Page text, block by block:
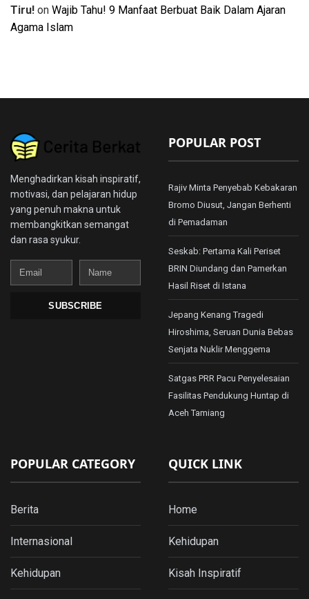
Tiru! on Wajib Tahu! 9 Manfaat Berbuat Baik Dalam Ajaran
Agama Islam
Menghadirkan kisah inspiratif,
motivasi, dan pelajaran hidup
yang penuh makna untuk
membangkitkan semangat
dan rasa syukur.
Email
Name
SUBSCRIBE
POPULAR POST
Rajiv Minta Penyebab Kebakaran
Bromo Diusut, Jangan Berhenti
di Pemadaman
Seskab: Pertama Kali Periset
BRIN Diundang dan Pamerkan
Hasil Riset di Istana
Jepang Kenang Tragedi
Hiroshima, Seruan Dunia Bebas
Senjata Nuklir Menggema
Satgas PRR Pacu Penyelesaian
Fasilitas Pendukung Huntap di
Aceh Tamiang
POPULAR CATEGORY
Berita
Internasional
Kehidupan
QUICK LINK
Home
Kehidupan
Kisah Inspiratif